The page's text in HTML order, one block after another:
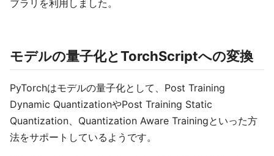
ブラリを利用しました。
モデルの量子化とTorchScriptへの変換
PyTorchはモデルの量子化として、Post Training
Dynamic QuantizationやPost Training Static
Quantization、Quantization Aware Trainingといった方
法をサポートしているようです。